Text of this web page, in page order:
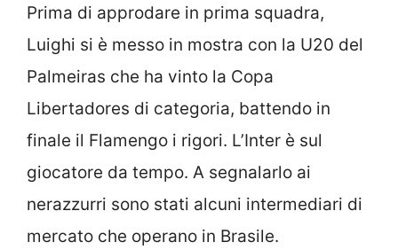
Prima di approdare in prima squadra,
Luighi si è messo in mostra con la U20 del
Palmeiras che ha vinto la Copa
Libertadores di categoria, battendo in
finale il Flamengo i rigori. L’Inter è sul
giocatore da tempo. A segnalarlo ai
nerazzurri sono stati alcuni intermediari di
mercato che operano in Brasile.